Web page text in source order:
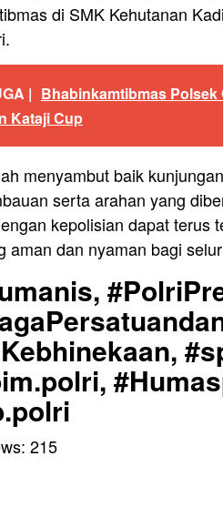
di SMK Kehutanan
| Bhabinkamtibmas
Kataji Cup
menyambut baik
serta arahan yang
kepolisian dapat terus
aman dan nyaman bagi
215